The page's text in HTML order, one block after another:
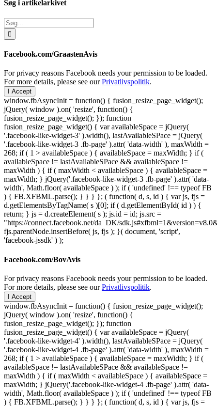
Søg i artikelarkivet
Søg
efter:
Facebook.com/GraastenAvis
For privacy reasons Facebook needs your permission to be loaded.
For more details, please see ourPrivatlivspolitik.
I Accept
window.fbAsyncInit = function() { fusion_resize_page_widget();
jQuery( window ).on( 'resize', function() {
fusion_resize_page_widget(); }); function
fusion_resize_page_widget() { var availableSpace = jQuery(
'.facebook-like-widget-3' ).width(), lastAvailableSPace = jQuery(
'.facebook-like-widget-3 .fb-page' ).attr( 'data-width' ), maxWidth =
268; if ( 1 > availableSpace ) { availableSpace = maxWidth; } if (
availableSpace != lastAvailableSPace && availableSpace !=
maxWidth ) { if ( maxWidth < availableSpace ) { availableSpace =
maxWidth; } jQuery('.facebook-like-widget-3 .fb-page' ).attr( 'data-
width', Math.floor( availableSpace ) ); if ( 'undefined' !== typeof FB
) { FB.XFBML.parse(); } } } }; ( function( d, s, id ) { var js, fjs =
d.getElementsByTagName( s )[0]; if ( d.getElementById( id ) ) {
return; } js = d.createElement( s ); js.id = id; js.src =
"https://connect.facebook.net/da_DK/
fjs.parentNode.insertBefore( js, fjs ); }( document, 'script',
'facebook-jssdk' ) );
Facebook.com/BovAvis
For privacy reasons Facebook needs your permission to be loaded.
For more details, please see ourPrivatlivspolitik.
I Accept
window.fbAsyncInit = function() { fusion_resize_page_widget();
jQuery( window ).on( 'resize', function() {
fusion_resize_page_widget(); }); function
fusion_resize_page_widget() { var availableSpace = jQuery(
'.facebook-like-widget-4' ).width(), lastAvailableSPace = jQuery(
'.facebook-like-widget-4 .fb-page' ).attr( 'data-width' ), maxWidth =
268; if ( 1 > availableSpace ) { availableSpace = maxWidth; } if (
availableSpace != lastAvailableSPace && availableSpace !=
maxWidth ) { if ( maxWidth < availableSpace ) { availableSpace =
maxWidth; } jQuery('.facebook-like-widget-4 .fb-page' ).attr( 'data-
width', Math.floor( availableSpace ) ); if ( 'undefined' !== typeof FB
) { FB.XFBML.parse(); } } } }; ( function( d, s, id ) { var js, fjs =